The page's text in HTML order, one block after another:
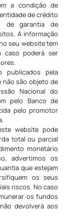
a condição de
de crédito
de garantia de
A informação
seu website tem
caso poderá ser
publicados pela
não são objeto de
Nacional do
pelo Banco de
pelo promotor
website pode
total ou parcial
monetário
advertimos os
que estejam
os seus
riscos. No caso
os fundos
devolverá aos